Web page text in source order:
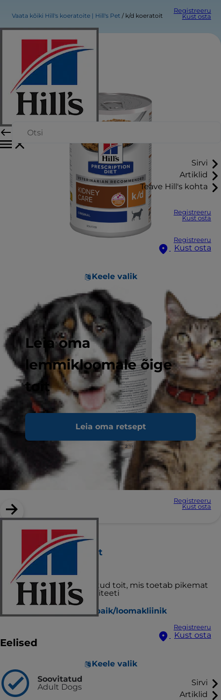
Registreeru
Kust osta
Sirvi
Artiklid
Teave Hill's kohta
Registreeru
Kust osta
Registreeru
Kust osta
Keele valik
Leia oma
lemmikloomale õige
toit
Leia oma retsept
Registreeru
Kust osta
Registreeru
Kust osta
Keele valik
Sirvi
Artiklid
Vaata kõiki Hill's koeratoite | Hill's Pet k/d koeratoit
Hill's Prescription Diet
k/d koeratoit
Maitsev kliiniliselt tõestatud toit, mis toetab pikemat
eluiga ja paremat elukvaliteeti
Leia varjupaik/loomakliinik
Eelised
Soovitatud
Adult Dogs